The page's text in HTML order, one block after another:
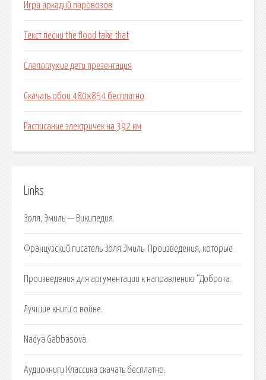
Игра аркадий паровозов
Текст песни the flood take that
Слепоглухие дети презентация
Скачать обои 480x854 бесплатно
Расписание электричек на 392 км
Links
Золя, Эмиль — Википедия.
Французский писатель Золя Эмиль. Произведения, которые.
Произведения для аргументации к направлению “Доброта.
Лучшие книги о войне.
Nadya Gabbasova.
Аудиокниги Классика скачать бесплатно.